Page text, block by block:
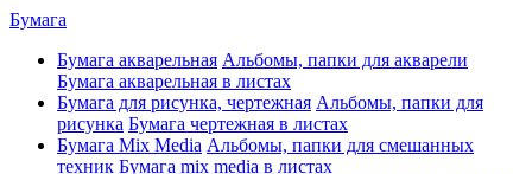
Бумага
Бумага акварельная Альбомы, папки для акварели
Бумага акварельная в листах
Бумага для рисунка, чертежная Альбомы, папки для
рисунка Бумага чертежная в листах
Бумага Mix Media Альбомы, папки для смешанных
техник Бумага mix media в листах